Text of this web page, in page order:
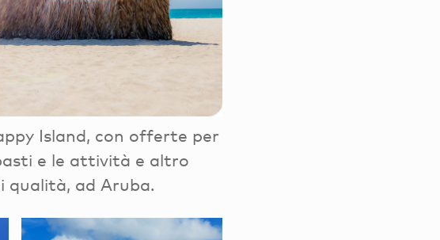
Island, con offerte per
e le attività e altro
qualità, ad Aruba.